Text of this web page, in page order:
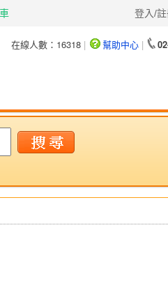
登入/
在線人數： 16318 | 幫助中心 |